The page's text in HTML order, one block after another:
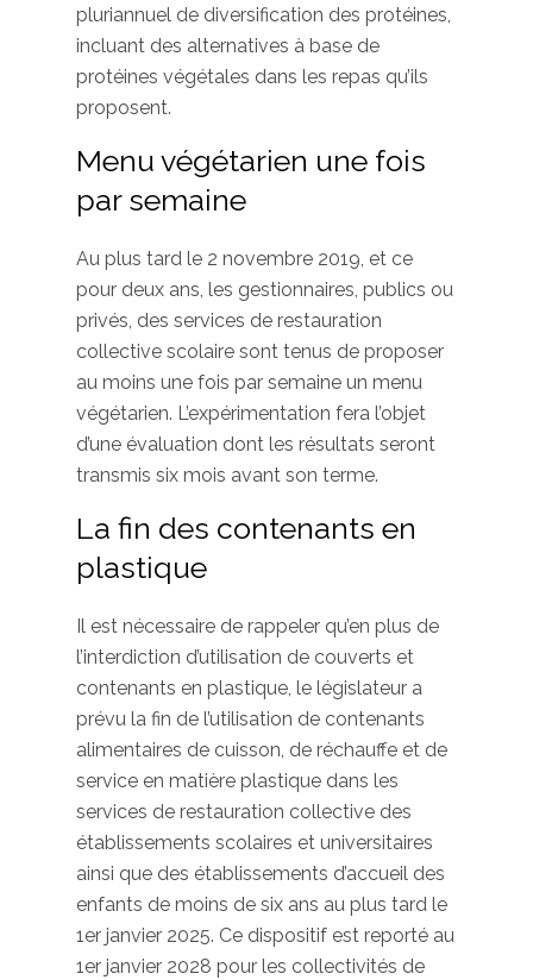
pluriannuel de diversification des protéines,
incluant des alternatives à base de
protéines végétales dans les repas qu’ils
proposent.
Menu végétarien une fois
par semaine
Au plus tard le 2 novembre 2019, et ce
pour deux ans, les gestionnaires, publics ou
privés, des services de restauration
collective scolaire sont tenus de proposer
au moins une fois par semaine un menu
végétarien. L’expérimentation fera l’objet
d’une évaluation dont les résultats seront
transmis six mois avant son terme.
La fin des contenants en
plastique
Il est nécessaire de rappeler qu’en plus de
l’interdiction d’utilisation de couverts et
contenants en plastique, le législateur a
prévu la fin de l’utilisation de contenants
alimentaires de cuisson, de réchauffe et de
service en matière plastique dans les
services de restauration collective des
établissements scolaires et universitaires
ainsi que des établissements d’accueil des
enfants de moins de six ans au plus tard le
1er janvier 2025. Ce dispositif est reporté au
1er janvier 2028 pour les collectivités de